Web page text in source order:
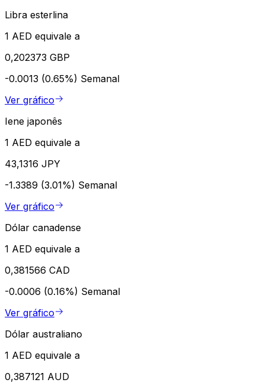
Libra esterlina
1 AED equivale a
0,202373 GBP
-0.0013 (0.65%) Semanal
Ver gráfico
Iene japonês
1 AED equivale a
43,1316 JPY
-1.3389 (3.01%) Semanal
Ver gráfico
Dólar canadense
1 AED equivale a
0,381566 CAD
-0.0006 (0.16%) Semanal
Ver gráfico
Dólar australiano
1 AED equivale a
0,387121 AUD